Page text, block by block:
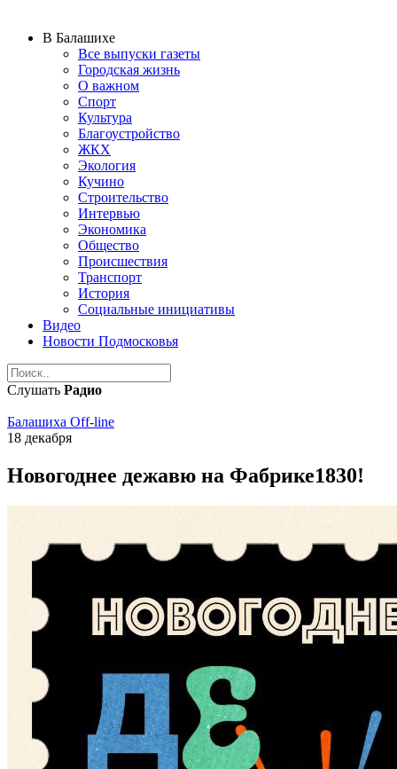
В Балашихе
Все выпуски газеты
Городская жизнь
О важном
Спорт
Культура
Благоустройство
ЖКХ
Экология
Кучино
Строительство
Интервью
Экономика
Общество
Происшествия
Транспорт
История
Социальные инициативы
Видео
Новости Подмосковья
Слушать Радио
Балашиха Off-line
18 декабря
Новогоднее дежавю на Фабрике1830!